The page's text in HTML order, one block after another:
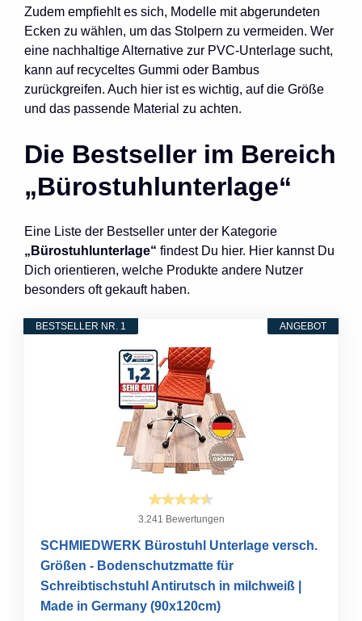
Zudem empfiehlt es sich, Modelle mit abgerundeten
Ecken zu wählen, um das Stolpern zu vermeiden. Wer
eine nachhaltige Alternative zur PVC-Unterlage sucht,
kann auf recyceltes Gummi oder Bambus
zurückgreifen. Auch hier ist es wichtig, auf die Größe
und das passende Material zu achten.
Die Bestseller im Bereich
„Bürostuhlunterlage“
Eine Liste der Bestseller unter der Kategorie
„Bürostuhlunterlage“ findest Du hier. Hier kannst Du
Dich orientieren, welche Produkte andere Nutzer
besonders oft gekauft haben.
ANGEBOT
BESTSELLER NR. 1
3.241 Bewertungen
SCHMIEDWERK Bürostuhl Unterlage versch.
Größen - Bodenschutzmatte für
Schreibtischstuhl Antirutsch in milchweiß |
Made in Germany (90x120cm)